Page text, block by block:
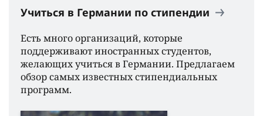
Учиться в Германии по стипендии
Есть много организаций, которые
поддерживают иностранных студентов,
желающих учиться в Германии. Предлагаем
обзор самых известных стипендиальных
программ.